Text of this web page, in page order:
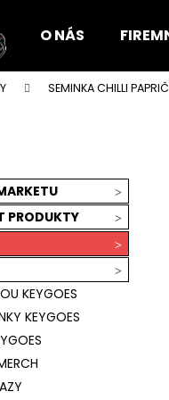
O NÁS
SEMINKA CHILLI
PRODUKTY
KEYGOES
KEYGOES
PÁLIVÉ (MORUGA